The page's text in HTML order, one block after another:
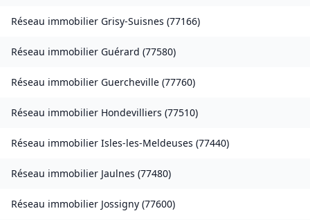
Réseau immobilier Grisy-Suisnes (77166)
Réseau immobilier Guérard (77580)
Réseau immobilier Guercheville (77760)
Réseau immobilier Hondevilliers (77510)
Réseau immobilier Isles-les-Meldeuses (77440)
Réseau immobilier Jaulnes (77480)
Réseau immobilier Jossigny (77600)